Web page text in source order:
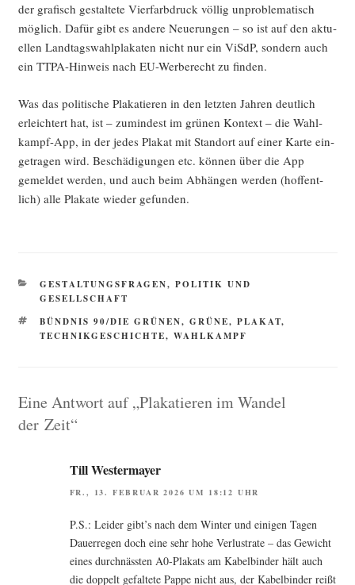
der gra­fisch gestal­te­te Vier­farb­druck völ­lig unpro­ble­ma­tisch
mög­lich. Dafür gibt es ande­re Neue­run­gen – so ist auf den aktu­
el­len Land­tags­wahl­pla­ka­ten nicht nur ein ViSdP, son­dern auch
ein TTPA-Hin­weis nach EU-Wer­be­recht zu finden.
Was das poli­ti­sche Pla­ka­tie­ren in den letz­ten Jah­ren deut­lich
erleich­tert hat, ist – zumin­dest im grü­nen Kon­text – die Wahl­
kampf-App, in der jedes Pla­kat mit Stand­ort auf einer Kar­te ein­
ge­tra­gen wird. Beschä­di­gun­gen etc. kön­nen über die App
gemel­det wer­den, und auch beim Abhän­gen wer­den (hof­fent­
lich) alle Pla­ka­te wie­der gefunden.
KATEGORIEN
GESTALTUNGSFRAGEN, POLITIK UND
GESELLSCHAFT
SCHLAGWÖRTER
BÜNDNIS 90/DIE GRÜNEN, GRÜNE, PLAKAT,
TECHNIKGESCHICHTE, WAHLKAMPF
Eine Antwort auf „Plakatieren im Wandel
der Zeit“
Till Westermayer
FR., 13. FEBRUAR 2026 UM 18:12 UHR
P.S.: Lei­der gibt’s nach dem Win­ter und eini­gen Tagen
Dau­er­re­gen doch eine sehr hohe Ver­lust­ra­te – das Gewicht
eines durch­näss­ten A0-Pla­kats am Kabel­bin­der hält auch
die dop­pelt gefal­te­te Pap­pe nicht aus, der Kabel­bin­der reißt